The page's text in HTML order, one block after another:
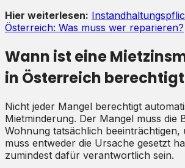
Hier weiterlesen:
Österreich: Was muss wer reparieren?
Wann ist eine
in Österreich
Nicht jeder Mangel berechtigt
Mietminderung. Der Mangel muss die
Wohnung tatsächlich beeinträchtigen,
muss entweder die Ursache gesetzt
zumindest dafür verantwortlich sein.